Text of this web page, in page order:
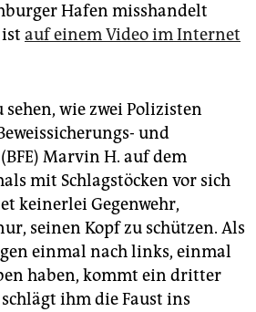
Hafen misshandelt
auf einem Video im Internet
wie zwei Polizisten
und
Marvin H. auf dem
mit Schlagstöcken vor sich
keinerlei Gegenwehr,
seinen Kopf zu schützen. Als
einmal nach links, einmal
haben, kommt ein dritter
ihm die Faust ins